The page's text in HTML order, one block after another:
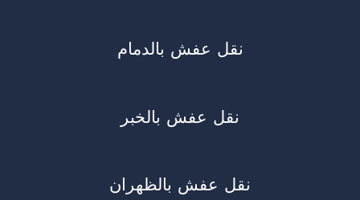
نقل عفش بالدمام
نقل عفش بالخبر
نقل عفش بالظهران